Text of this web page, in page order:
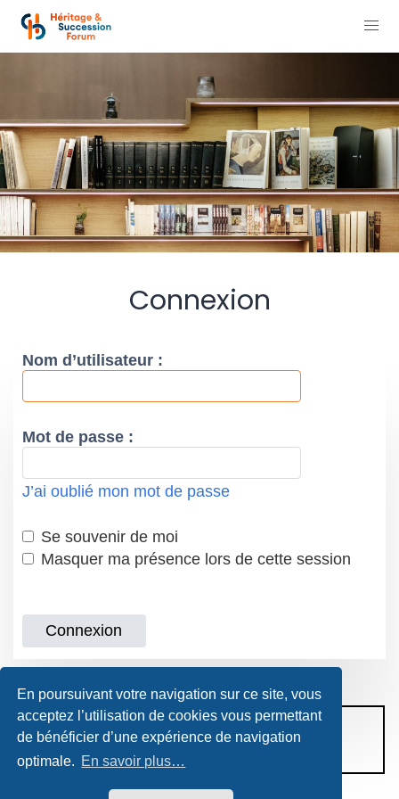
En poursuivant votre navigation sur ce site, vous
acceptez l’utilisation de cookies vous permettant
de bénéficier d’une expérience de navigation
optimale. En savoir plus…
Connexion
Nom d’utilisateur :
Mot de passe :
J’ai oublié mon mot de passe
Se souvenir de moi
Masquer ma présence lors de cette session
CONDITIONS D’UTILISATION
POLITIQUE DE VIE PRIVÉE